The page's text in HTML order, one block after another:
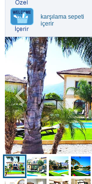
karşılama sepeti
içerir